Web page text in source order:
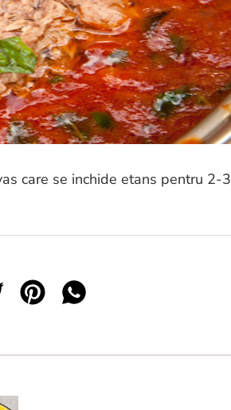
care se inchide etans pentru 2-3